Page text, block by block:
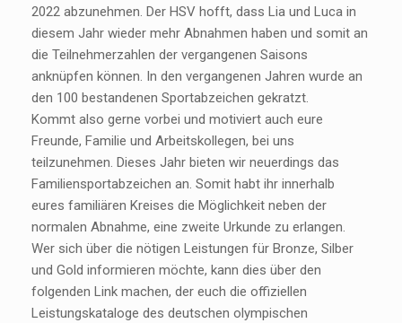
2022 abzunehmen. Der HSV hofft, dass Lia und Luca in
diesem Jahr wieder mehr Abnahmen haben und somit an
die Teilnehmerzahlen der vergangenen Saisons
anknüpfen können. In den vergangenen Jahren wurde an
den 100 bestandenen Sportabzeichen gekratzt.
Kommt also gerne vorbei und motiviert auch eure
Freunde, Familie und Arbeitskollegen, bei uns
teilzunehmen. Dieses Jahr bieten wir neuerdings das
Familiensportabzeichen an. Somit habt ihr innerhalb
eures familiären Kreises die Möglichkeit neben der
normalen Abnahme, eine zweite Urkunde zu erlangen.
Wer sich über die nötigen Leistungen für Bronze, Silber
und Gold informieren möchte, kann dies über den
folgenden Link machen, der euch die offiziellen
Leistungskataloge des deutschen olympischen